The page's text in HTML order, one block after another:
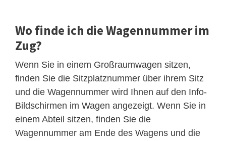
Wo finde ich die Wagennummer im
Zug?
Wenn Sie in einem Großraumwagen sitzen,
finden Sie die Sitzplatznummer über ihrem Sitz
und die Wagennummer wird Ihnen auf den Info-
Bildschirmen im Wagen angezeigt. Wenn Sie in
einem Abteil sitzen, finden Sie die
Wagennummer am Ende des Wagens und die